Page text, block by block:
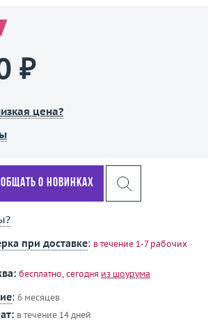
₽
цена?
о новинках
при доставке: в течение 1-7 рабочих
бесплатно, сегодня из шоурума
: 6 месяцев
в течение 14 дней